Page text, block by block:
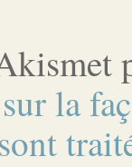
la